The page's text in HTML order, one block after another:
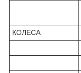
КОЛЕСА